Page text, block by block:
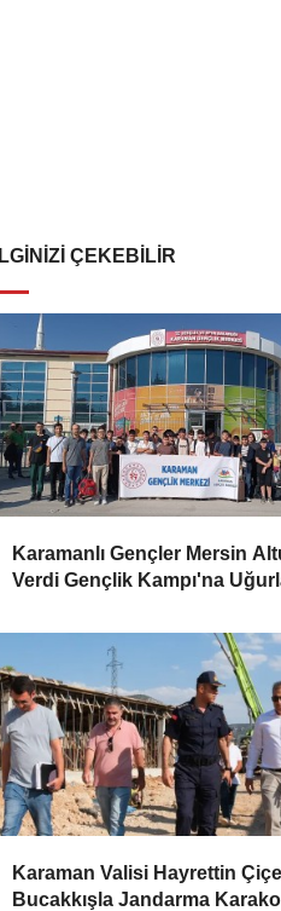
İLGINIZI ÇEKEBILIR
Karamanlı Gençler Mersin
Verdi Gençlik Kampı'na
Karaman Valisi Hayrettin
Bucakkışla Jandarma